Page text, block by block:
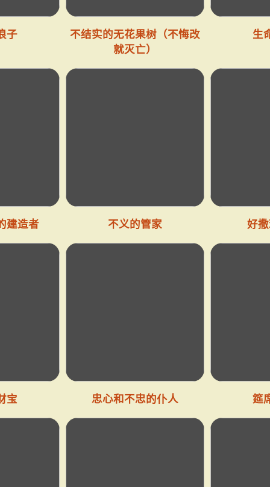
子
不结实的无花果树（不悔改
就灭亡）
生
建造者 不义的管家 好
宝 忠心和不忠的仆人 筵